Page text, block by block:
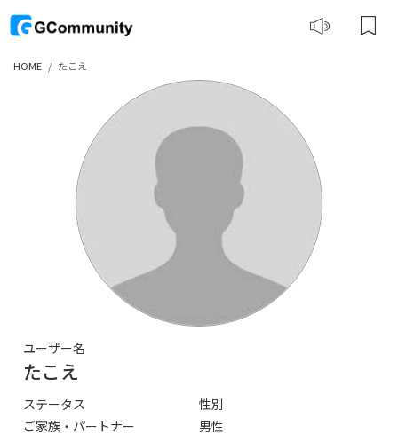
HOME たこえ
ユーザー名
たこえ
ステータス
ご家族・パートナー
性別
男性